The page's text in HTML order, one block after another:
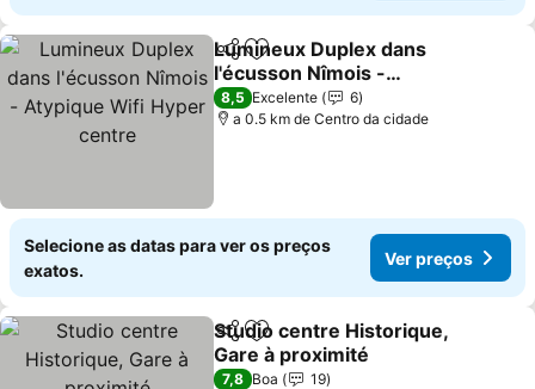
PartilharAdicionar aos favoritos
Lumineux Duplex dans
l'écusson Nîmois -
Atypique Wifi Hyper
centre
8,5 Excelente
6
a 0.5 km de Centro da cidade
Selecione as datas para ver os preços
exatos.
Ver preços
PartilharAdicionar aos favoritos
Studio centre Historique,
Gare à proximité
7,8 Boa
19